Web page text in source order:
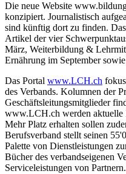
Die neue Website
konzipiert. Journalistisch
sind künftig dort zu finden.
Artikel der vier
März, Weiterbildung &
Ernährung im September
Das Portal www.LCH.ch
des Verbands. Kolumnen der
Geschäftsleitungsmitglieder
www.LCH.ch werden aktuelle
Mehr Platz erhalten sollen
Berufsverband stellt seinen
Palette von Dienstleistungen
Bücher des verbandseigenen
Serviceleistungen von Partnern.